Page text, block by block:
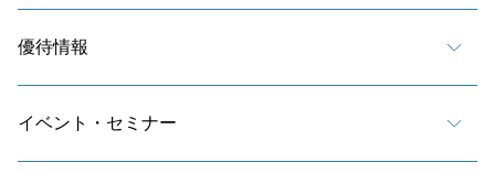
優待情報
イベント・セミナー